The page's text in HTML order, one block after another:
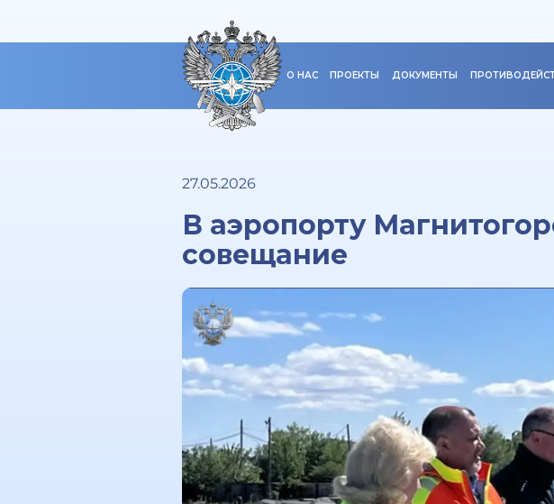
О НАС ПРОЕКТЫ ДОКУМЕНТЫ
27.05.2026
В аэропорту
совещание